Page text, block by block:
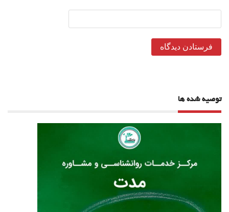
توصیه شده ها